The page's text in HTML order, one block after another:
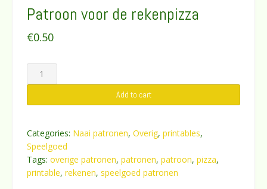
Patroon voor de rekenpizza
€0.50
Patroon
voor
rekenpizza
Add to cart
Categories: Naai patronen, Overig, printables,
Speelgoed
Tags: overige patronen, patronen, patroon, pizza,
printable, rekenen, speelgoed patronen